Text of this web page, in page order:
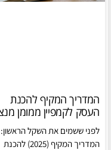
המדריך המקיף להכנת
העסק לקמפיין ממומן
לפני ששמים את השקל הראשון:
המדריך המקיף (2025) להכנת